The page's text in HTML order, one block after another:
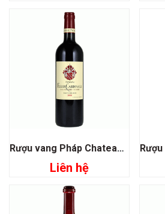
Rượu vang Pháp Chateau Fleur Cardinale
Liên hệ